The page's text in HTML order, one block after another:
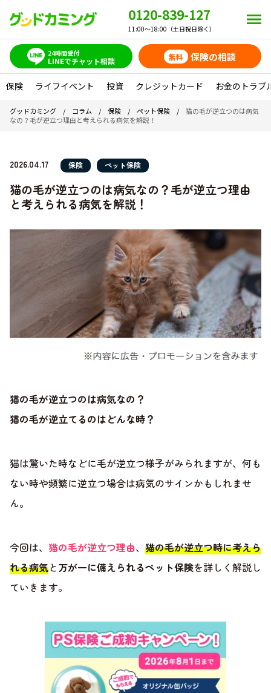
0120-839-127
11:00～18:00（土日祝日除く）
24時間受付
LINEでチャット相談 無料 保険の相談
保険 ライフイベント 投資 クレジットカード お金のトラブ
グッドカミング / コラム / 保険 / ペット保険 / 猫の毛が逆立つのは病気
なの？毛が逆立つ理由と考えられる病気を解説！
2026.04.17 保険 ペット保険
猫の毛が逆立つのは病気なの？毛が逆立つ理由
と考えられる病気を解説！
猫の毛が逆立つのは病気なの？
猫の毛が逆立てるのはどんな時？
猫は驚いた時などに毛が逆立つ様子がみられますが、何も
ない時や頻繁に逆立つ場合は病気のサインかもしれませ
ん。
今回は、 猫の毛が逆立つ理由、 猫の毛が逆立つ時に考えら
れる病気と万が一に備えられるペット保険を詳しく解説し
ていきます。